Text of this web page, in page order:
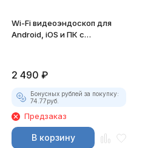
Wi-Fi видеоэндоскоп для
Android, iOS и ПК с
2 490 ₽
Бонусных рублей за покупку:
74.77руб.
Предзаказ
В корзину